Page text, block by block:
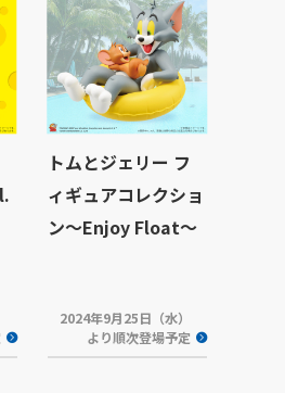
トムとジェリー フ
ィギュアコレクショ
ン～Enjoy Float～
2024年9月25日（水）
より順次登場予定